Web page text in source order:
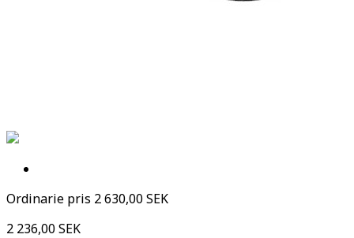
Ordinarie pris 2 630,00 SEK
2 236,00 SEK